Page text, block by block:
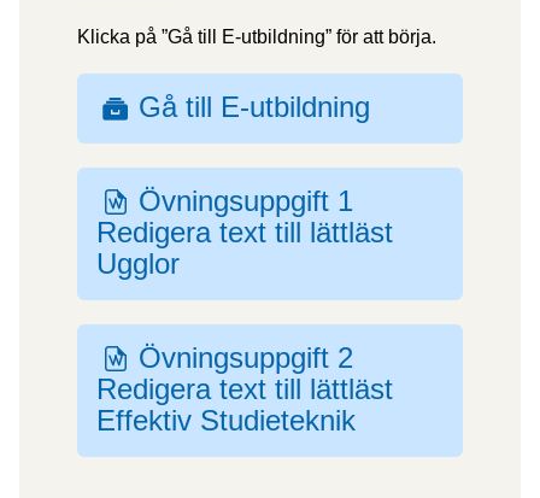
Klicka på ”Gå till E-utbildning” för att börja.
SCORM-
Gå till E-utbildning
Fil
Övningsuppgift 1
Redigera text till lättläst
Ugglor
Fil
Övningsuppgift 2
Redigera text till lättläst
Effektiv Studieteknik